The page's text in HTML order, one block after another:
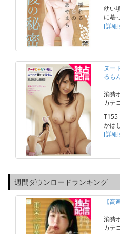
幼い
に慕
[詳細
ヌー
るも
消費
カテ
T155
かは
[詳細
週間ダウンロードランキング
【
消費
カテ